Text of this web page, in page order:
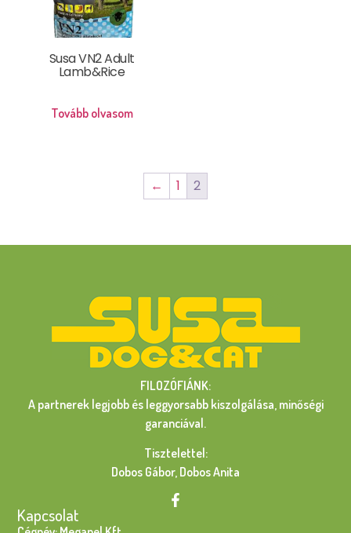
Susa VN2 Adult
Lamb&Rice
Tovább olvasom
← 1 2
FILOZÓFIÁNK:
A partnerek legjobb és leggyorsabb kiszolgálása, minőségi
garanciával.
Tisztelettel:
Dobos Gábor, Dobos Anita
Kapcsolat